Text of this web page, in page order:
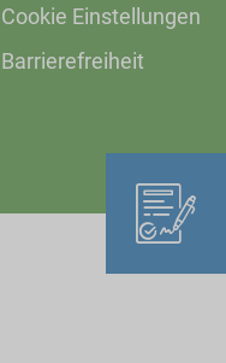
Cookie Einstellungen
Barrierefreiheit